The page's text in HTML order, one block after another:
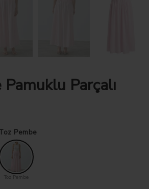
Parçalı
Pembe
Toz Pembe